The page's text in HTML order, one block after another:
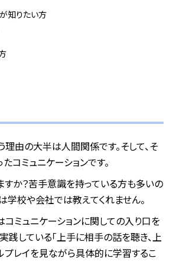
知りたい方
理由の大半は人間関係です。そして、そ
コミュニケーションです。
か？苦手意識を持っている方も多いの
学校や会社では教えてくれません。
ミュニケーションに関しての入り口を
践している「上手に相手の話を聴き、上
プレイを見ながら具体的に学習するこ